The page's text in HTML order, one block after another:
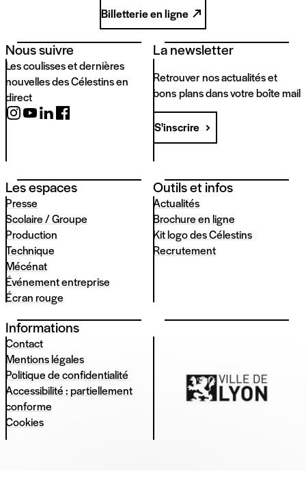
Billetterie en ligne
Nous suivre
Les coulisses et dernières
nouvelles des Célestins en
direct
La newsletter
Retrouver nos actualités et
bons plans dans votre boîte mail
S'inscrire
Les espaces
Presse
Scolaire / Groupe
Production
Technique
Mécénat
Événement entreprise
Écran rouge
Outils et infos
Actualités
Brochure en ligne
Kit logo des Célestins
Recrutement
Informations
Contact
Mentions légales
Politique de confidentialité
Accessibilité : partiellement
conforme
Cookies